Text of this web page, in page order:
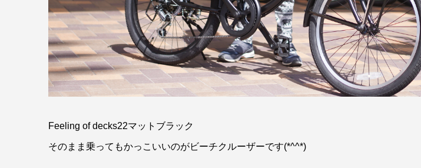
Feeling of decks22マットブラック
そのまま乗ってもかっこいいのがビーチクルーザーです(*^^*)